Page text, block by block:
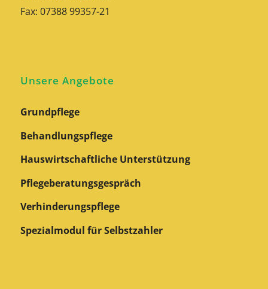
Fax: 07388 99357-21
Unsere Angebote
Grundpflege
Behandlungspflege
Hauswirtschaftliche Unterstützung
Pflegeberatungs­gespräch
Verhinderungspflege
Spezialmodul für Selbstzahler